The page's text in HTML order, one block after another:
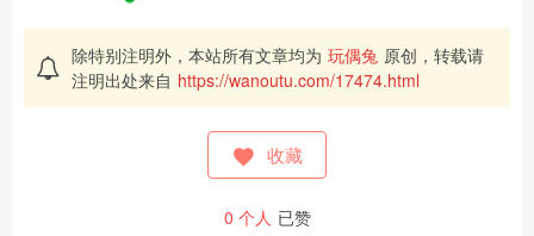
除特别注明外，本站所有文章均为 玩偶兔 原创，转载请
注明出处来自 https://wanoutu.com/17474.html
收藏
0 个人 已赞